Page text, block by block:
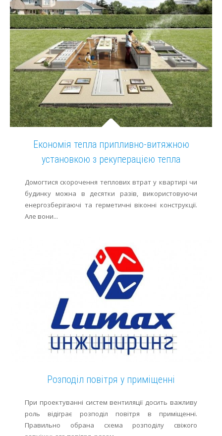
Економія тепла припливно-витяжною
установкою з рекуперацією тепла
Домогтися скорочення теплових втрат у квартирі чи
будинку можна в десятки разів, використовуючи
енергозберігаючі та герметичні віконні конструкції.
Але вони...
Розподіл повітря у приміщенні
При проектуванні систем вентиляції досить важливу
роль відіграє розподіл повітря в приміщенні.
Правильно обрана схема розподілу свіжого